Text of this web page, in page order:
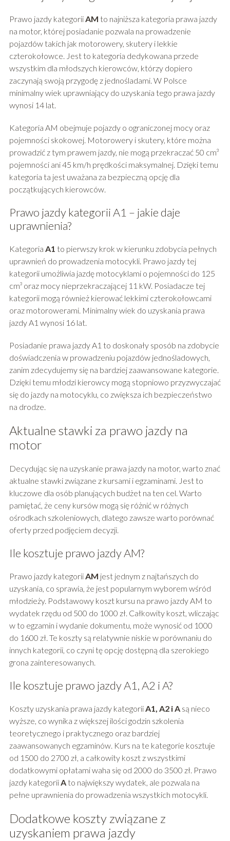
Prawo jazdy kategoriiAM to najniższa kategoria prawa jazdy
na motor, której posiadanie pozwala na prowadzenie
pojazdów takich jak motorowery, skutery i lekkie
czterokołowce. Jest to kategoria dedykowana przede
wszystkim dla młodszych kierowców, którzy dopiero
zaczynają swoją przygodę z jednośladami. W Polsce
minimalny wiek uprawniający do uzyskania tego prawa jazdy
wynosi 14 lat.
Kategoria AM obejmuje pojazdy o ograniczonej mocy oraz
pojemności skokowej. Motorowery i skutery, które można
prowadzić z tym prawem jazdy, nie mogą przekraczać 50 cm³
pojemności ani 45 km/h prędkości maksymalnej. Dzięki temu
kategoria ta jest uważana za bezpieczną opcję dla
początkujących kierowców.
Prawo jazdy kategorii A1 – jakie daje
uprawnienia?
Kategoria A1 to pierwszy krok w kierunku zdobycia pełnych
uprawnień do prowadzenia motocykli. Prawo jazdy tej
kategorii umożliwia jazdę motocyklami o pojemności do 125
cm³ oraz mocy nieprzekraczającej 11 kW. Posiadacze tej
kategorii mogą również kierować lekkimi czterokołowcami
oraz motorowerami. Minimalny wiek do uzyskania prawa
jazdy A1 wynosi 16 lat.
Posiadanie prawa jazdy A1 to doskonały sposób na zdobycie
doświadczenia w prowadzeniu pojazdów jednośladowych,
zanim zdecydujemy się na bardziej zaawansowane kategorie.
Dzięki temu młodzi kierowcy mogą stopniowo przyzwyczajać
się do jazdy na motocyklu, co zwiększa ich bezpieczeństwo
na drodze.
Aktualne stawki za prawo jazdy na
motor
Decydując się na uzyskanie prawa jazdy na motor, warto znać
aktualne stawki związane z kursami i egzaminami. Jest to
kluczowe dla osób planujących budżet na ten cel. Warto
pamiętać, że ceny kursów mogą się różnić w różnych
ośrodkach szkoleniowych, dlatego zawsze warto porównać
oferty przed podjęciem decyzji.
Ile kosztuje prawo jazdy AM?
Prawo jazdy kategoriiAM jest jednym z najtańszych do
uzyskania, co sprawia, że jest popularnym wyborem wśród
młodzieży. Podstawowy koszt kursu na prawo jazdy AM to
wydatek rzędu od 500 do 1000 zł. Całkowity koszt, wliczając
w to egzamin i wydanie dokumentu, może wynosić od 1000
do 1600 zł. Te koszty są relatywnie niskie w porównaniu do
innych kategorii, co czyni tę opcję dostępną dla szerokiego
grona zainteresowanych.
Ile kosztuje prawo jazdy A1, A2 i A?
Koszty uzyskania prawa jazdy kategoriiA1, A2 i Asą nieco
wyższe, co wynika z większej ilości godzin szkolenia
teoretycznego i praktycznego oraz bardziej
zaawansowanych egzaminów. Kurs na te kategorie kosztuje
od 1500 do 2700 zł, a całkowity koszt z wszystkimi
dodatkowymi opłatami waha się od 2000 do 3500 zł. Prawo
jazdy kategoriiAto największy wydatek, ale pozwala na
pełne uprawnienia do prowadzenia wszystkich motocykli.
Dodatkowe koszty związane z
uzyskaniem prawa jazdy